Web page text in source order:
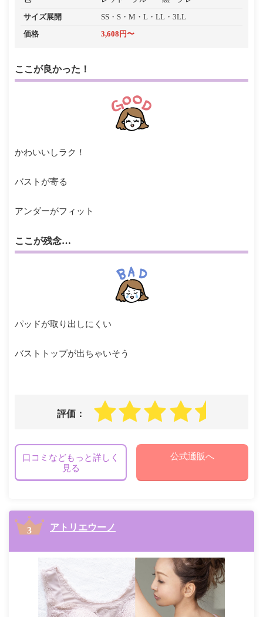
サイズ展開
SS・S・M・L・LL・3LL
価格
3,608円〜
ここが良かった！
かわいいしラク！
バストが寄る
アンダーがフィット
ここが残念…
パッドが取り出しにくい
バストトップが出ちゃいそう
評価：
口コミなどもっと詳しく
見る
公式通販へ
アトリエウーノ